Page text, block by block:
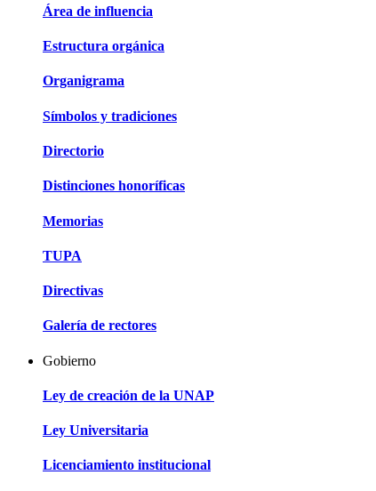
Área de influencia
Estructura orgánica
Organigrama
Símbolos y tradiciones
Directorio
Distinciones honoríficas
Memorias
TUPA
Directivas
Galería de rectores
Gobierno
Ley de creación de la UNAP
Ley Universitaria
Licenciamiento institucional